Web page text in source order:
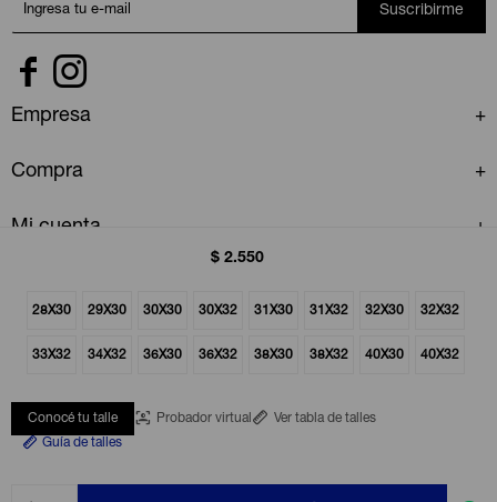
$ 2.550
28X30 29X30 30X30 30X32 31X30 31X32 32X30 32X32
33X32 34X32 36X30 36X32 38X30 38X32 40X30 40X32
Conocé tu talle Probador virtual
Ver tabla de talles
Guía de talles
Suscribirme
 
Empresa
Compra
Mi cuenta